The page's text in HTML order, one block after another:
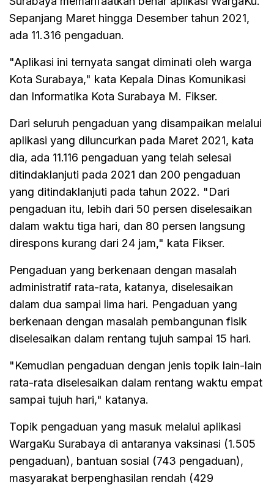
Sepanjang Maret hingga Desember tahun 2021,
ada 11.316 pengaduan.
"Aplikasi ini ternyata sangat diminati oleh warga
Kota Surabaya," kata Kepala Dinas Komunikasi
dan Informatika Kota Surabaya M. Fikser.
Dari seluruh pengaduan yang disampaikan melalui
aplikasi yang diluncurkan pada Maret 2021, kata
dia, ada 11.116 pengaduan yang telah selesai
ditindaklanjuti pada 2021 dan 200 pengaduan
yang ditindaklanjuti pada tahun 2022. "Dari
pengaduan itu, lebih dari 50 persen diselesaikan
dalam waktu tiga hari, dan 80 persen langsung
direspons kurang dari 24 jam," kata Fikser.
Pengaduan yang berkenaan dengan masalah
administratif rata-rata, katanya, diselesaikan
dalam dua sampai lima hari. Pengaduan yang
berkenaan dengan masalah pembangunan fisik
diselesaikan dalam rentang tujuh sampai 15 hari.
"Kemudian pengaduan dengan jenis topik lain-lain
rata-rata diselesaikan dalam rentang waktu empat
sampai tujuh hari," katanya.
Topik pengaduan yang masuk melalui aplikasi
WargaKu Surabaya di antaranya vaksinasi (1.505
pengaduan), bantuan sosial (743 pengaduan),
masyarakat berpenghasilan rendah (429